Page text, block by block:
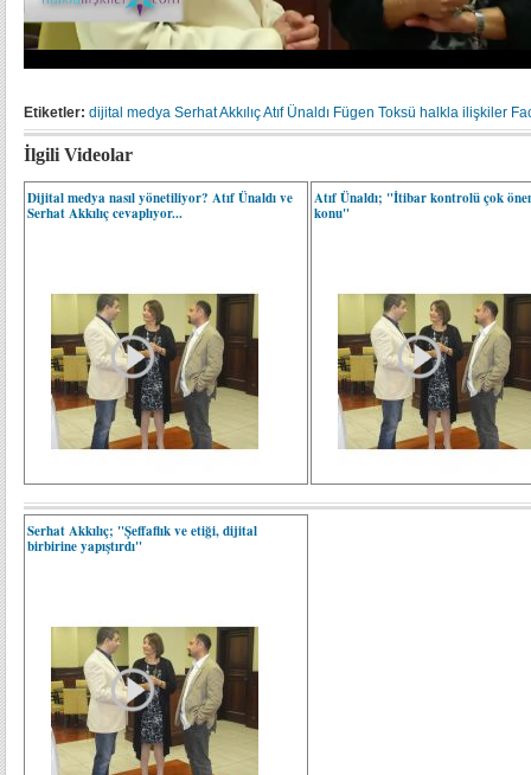
Etiketler: dijital medya Serhat AkkılıçAtıf Ünaldı Fügen Toksü halkla ilişkiler
İlgili Videolar
Dijital medya nasıl yönetiliyor? Atıf Ünaldı ve
Serhat Akkılıç cevaplıyor...
Atıf Ünaldı; "İtibar kontrolü çok
konu"
Serhat Akkılıç; "Şeffaflık ve etiği, dijital
birbirine yapıştırdı"